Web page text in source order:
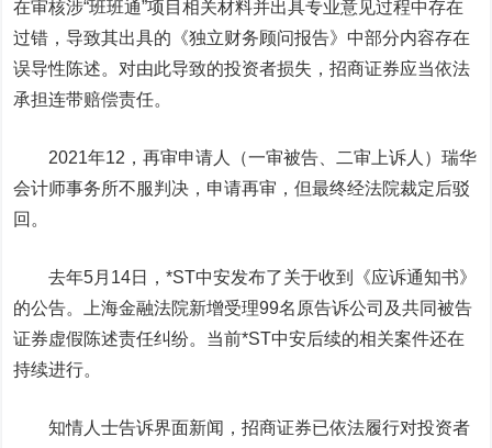
在审核涉“班班通”项目相关材料并出具专业意见过程中存在
过错，导致其出具的《独立财务顾问报告》中部分内容存在
误导性陈述。对由此导致的投资者损失，招商证券应当依法
承担连带赔偿责任。
2021年12 ，再审申请人（一审被告、二审上诉人）瑞华
会计师事务所不服判决，申请再审，但最终经法院裁定后驳
回。
去年5月 14日，*ST中安发布了关于收到《应诉通知书》
的公告。上海金融法院新增受理99名原告诉公司及共同被告
证券虚假陈述责任纠纷。 当前*ST中安后续的相关案件还在
持续进行。
知情人士告诉界面新闻，招商证券已依法履行对投资者